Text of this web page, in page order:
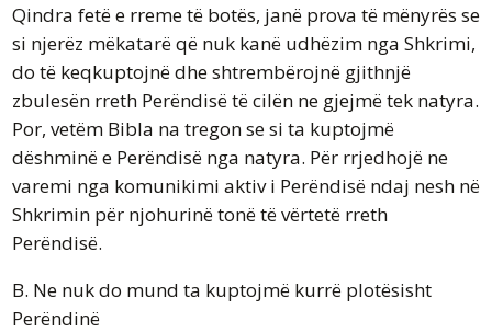
Qindra fetë e rreme të botës, janë prova të mënyrës se
si njerëz mëkatarë që nuk kanë udhëzim nga Shkrimi,
do të keqkuptojnë dhe shtrembërojnë gjithnjë
zbulesën rreth Perëndisë të cilën ne gjejmë tek natyra.
Por, vetëm Bibla na tregon se si ta kuptojmë
dëshminë e Perëndisë nga natyra. Për rrjedhojë ne
varemi nga komunikimi aktiv i Perëndisë ndaj nesh në
Shkrimin për njohurinë tonë të vërtetë rreth
Perëndisë.
B. Ne nuk do mund ta kuptojmë kurrë plotësisht
Perëndinë